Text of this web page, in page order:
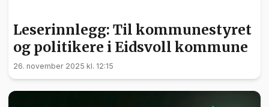
Leserinnlegg: Til kommunestyret
og politikere i Eidsvoll kommune
26. november 2025 kl. 12:15